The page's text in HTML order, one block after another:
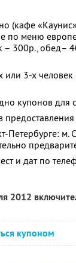
(кафе
по меню
– 300р., обед–
3-х человек
купонов для
Петербурге: м.
и дат по
2012
купоном